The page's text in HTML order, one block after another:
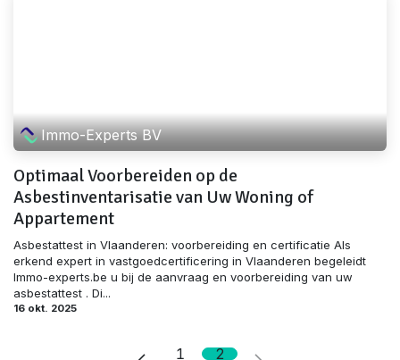
Immo-Experts BV
Optimaal Voorbereiden op de
Asbestinventarisatie van Uw Woning of
Appartement
Asbestattest in Vlaanderen: voorbereiding en certificatie Als
erkend expert in vastgoedcertificering in Vlaanderen begeleidt
Immo-experts.be u bij de aanvraag en voorbereiding van uw
asbestattest . Di...
16 okt. 2025
1 2